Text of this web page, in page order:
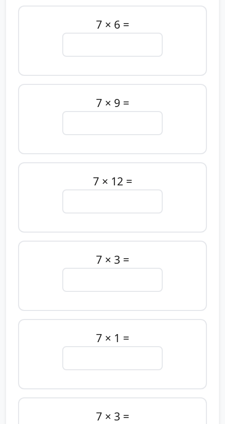
7 × 6 =
7 × 9 =
7 × 12 =
7 × 3 =
7 × 1 =
7 × 3 =